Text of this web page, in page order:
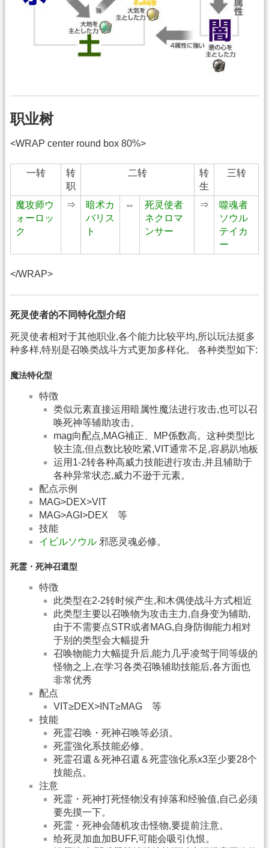
职业树
<WRAP center round box 80%>
一转
转
职
二转
转
生
三转
魔攻师ウ
ォーロッ
ク
⇒
暗术カ
バリス
ト
⇔
死灵使者
ネクロマ
ンサー
⇒
噬魂者
ソウル
テイカ
ー
</WRAP>
死灵使者的不同特化型介绍
死灵使者相对于其他职业,各个能力比较平均,所以玩法挺多
种多样,特别是召唤类战斗方式更加多样化。 各种类型如下:
魔法特化型
特徴
类似元素直接运用暗属性魔法进行攻击,也可以召
唤死神等辅助攻击。
mag向配点,MAG補正、MP係数高。这种类型比
较主流,但点数比较吃紧,VIT通常不足,容易趴地板
运用1-2转各种高威力技能进行攻击,并且辅助于
各种异常状态,威力不逊于元素。
配点示例
MAG>DEX>VIT
MAG>AGI>DEX 等
技能
イビルソウル 邪恶灵魂必修。
死霊・死神召還型
特徴
此类型在2-2转时候产生,和木偶使战斗方式相近
此类型主要以召唤物为攻击主力,自身变为辅助,
由于不需要点STR或者MAG,自身防御能力相对
于别的类型会大幅提升
召唤物能力大幅提升后,能力几乎凌驾于同等级的
怪物之上,在学习各类召唤辅助技能后,各方面也
非常优秀
配点
VIT≥DEX>INT≥MAG 等
技能
死霊召唤・死神召唤等必須。
死霊強化系技能必修。
死霊召還＆死神召還＆死霊強化系x3至少要28个
技能点。
注意
死霊・死神打死怪物没有掉落和经验值,自己必须
要先摸一下。
死霊・死神会随机攻击怪物,要提前注意。
给死灵加血加BUFF,可能会吸引仇恨。